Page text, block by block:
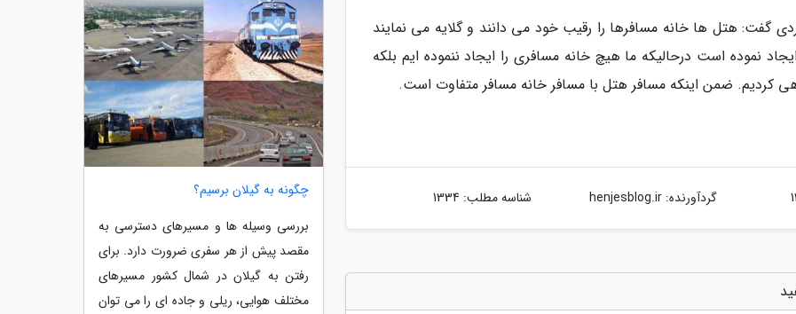
گفت: هتل ها خانه مسافرها را رقیب خود می دانند و گلایه می نمایند
نموده است درحالیکه ما هیچ خانه مسافری را ایجاد ننموده ایم بلکه
کردیم. ضمن اینکه مسافر هتل با مسافر خانه مسافر متفاوت است.
گردآورنده:henjesblog.ir شناسه مطلب: 1334
چگونه به گیلان برسیم؟
بررسی وسیله ها و مسیرهای دسترسی به
مقصد پیش از هر سفری ضرورت دارد. برای
رفتن به گیلان در شمال کشور مسیرهای
مختلف هوایی، ریلی و جاده ای را می توان